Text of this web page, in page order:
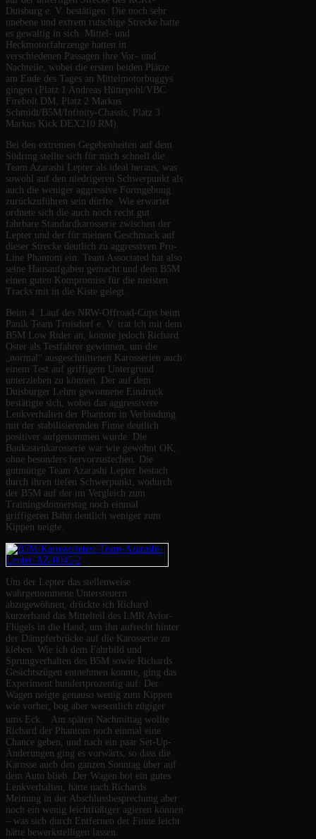
Duisburg e. V. bestätigen. Die noch sehr
unebene und extrem rutschige Strecke hatte
es gewaltig in sich. Mittel- und
Heckmotorfahrzeuge hatten in
verschiedenen Passagen ihre Vor- und
Nachteile, wobei die ersten beiden Plätze
am Ende des Tages an Mittelmotorbuggys
gingen (Platz 1 Andreas Hüttepohl/VBC
Firebolt DM, Platz 2 Markus
Schmidt/B5M/Infinity-Chassis, Platz 3
Markus Kick DEX210 RM).
Bei den extremen Gegebenheiten auf dem
Südring stellte sich für mich schnell die
Team Azarashi Lepter als ideal heraus, was
sowohl auf den niedrigeren Schwerpunkt als
auch die weniger aggressive Formgebung
zurückzuführen sein dürfte. Wie erwartet
ordnete sich die auch noch recht gut
fahrbare Standardkarosserie zwischen der
Lepter und der für meinen Geschmack auf
dieser Strecke deutlich zu aggressiven Pro-
Line Phantom ein. Team Associated hat also
seine Hausaufgaben gemacht und dem B5M
einen guten Kompromiss für die meisten
Tracks mit in die Kiste gelegt.
Beim 4. Lauf des NRW-Offroad-Cups beim
Panik Team Troisdorf e. V. trat ich mit dem
B5M Low Rider an, konnte jedoch Richard
Oster als Testfahrer gewinnen, um die
„normal“ ausgeschnittenen Karosserien auch
einem Test auf griffigem Untergrund
unterziehen zu können. Der auf dem
Duisburger Lehm gewonnene Eindruck
bestätigte sich, wobei das aggressivere
Lenkverhalten der Phantom in Verbindung
mit der stabilisierenden Finne deutlich
positiver aufgenommen wurde. Die
Baukastenkarosserie war wie gewohnt OK,
ohne besonders hervorzustechen. Die
gutmütige Team Azarashi Lepter bestach
durch ihren tiefen Schwerpunkt, wodurch
der B5M auf der im Vergleich zum
Trainingsdonnerstag noch einmal
griffigeren Bahn deutlich weniger zum
Kippen neigte.
Um der Lepter das stellenweise
wahrgenommene Untersteuern
abzugewöhnen, drückte ich Richard
kurzerhand das Mittelteil des LMR Avior-
Flügels in die Hand, um ihn aufrecht hinter
der Dämpferbrücke auf die Karosserie zu
kleben. Wie ich dem Fahrbild und
Sprungverhalten des B5M sowie Richards
Gesichtszügen entnehmen konnte, ging das
Experiment hundertprozentig auf: Der
Wagen neigte genauso wenig zum Kippen
wie vorher, bog aber wesentlich zügiger
ums Eck. Am späten Nachmittag wollte
Richard der Phantom noch einmal eine
Chance geben, und nach ein paar Set-Up-
Änderungen ging es vorwärts, so dass die
Karosse auch den ganzen Sonntag über auf
dem Auto blieb. Der Wagen bot ein gutes
Lenkverhalten, hätte nach Richards
Meinung in der Abschlussbesprechung aber
noch ein wenig leichtfüßiger agieren können
– was sich durch Entfernen der Finne leicht
hätte bewerkstelligen lassen.